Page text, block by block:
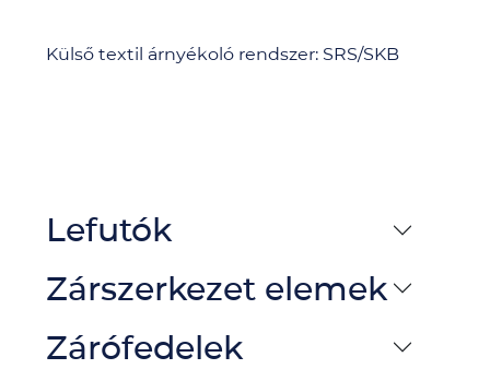
Külső textil árnyékoló rendszer: SRS/SKB
Lefutók
Zárszerkezet elemek
Zárófedelek